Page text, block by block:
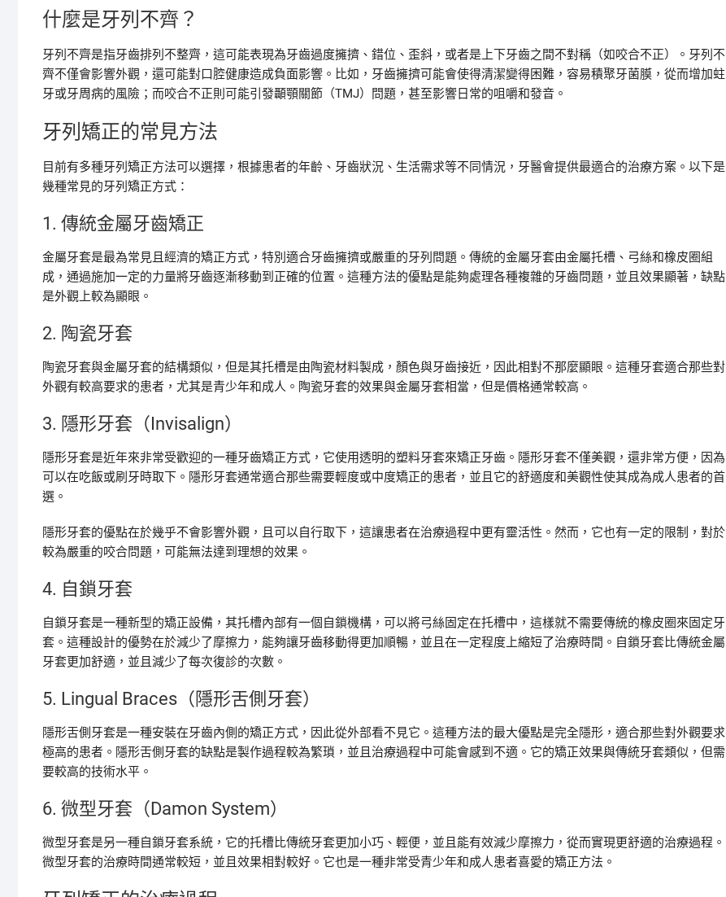
什麼是牙列不齊？
牙列不齊是指牙齒排列不整齊，這可能表現為牙齒過度擁擠、錯位、歪斜，或者是上下牙齒之間不對稱（如咬合不正）。牙列不
齊不僅會影響外觀，還可能對口腔健康造成負面影響。比如，牙齒擁擠可能會使得清潔變得困難，容易積聚牙菌膜，從而增加蛀
牙或牙周病的風險；而咬合不正則可能引發顳顎關節（TMJ）問題，甚至影響日常的咀嚼和發音。
牙列矯正的常見方法
目前有多種牙列矯正方法可以選擇，根據患者的年齡、牙齒狀況、生活需求等不同情況，牙醫會提供最適合的治療方案。以下是
幾種常見的牙列矯正方式：
1. 傳統金屬牙齒矯正
金屬牙套是最為常見且經濟的矯正方式，特別適合牙齒擁擠或嚴重的牙列問題。傳統的金屬牙套由金屬托槽、弓絲和橡皮圈組
成，通過施加一定的力量將牙齒逐漸移動到正確的位置。這種方法的優點是能夠處理各種複雜的牙齒問題，並且效果顯著，缺點
是外觀上較為顯眼。
2. 陶瓷牙套
陶瓷牙套與金屬牙套的結構類似，但是其托槽是由陶瓷材料製成，顏色與牙齒接近，因此相對不那麼顯眼。這種牙套適合那些對
外觀有較高要求的患者，尤其是青少年和成人。陶瓷牙套的效果與金屬牙套相當，但是價格通常較高。
3. 隱形牙套（Invisalign）
隱形牙套是近年來非常受歡迎的一種牙齒矯正方式，它使用透明的塑料牙套來矯正牙齒。隱形牙套不僅美觀，還非常方便，因為
可以在吃飯或刷牙時取下。隱形牙套通常適合那些需要輕度或中度矯正的患者，並且它的舒適度和美觀性使其成為成人患者的首
選。
隱形牙套的優點在於幾乎不會影響外觀，且可以自行取下，這讓患者在治療過程中更有靈活性。然而，它也有一定的限制，對於
較為嚴重的咬合問題，可能無法達到理想的效果。
4. 自鎖牙套
自鎖牙套是一種新型的矯正設備，其托槽內部有一個自鎖機構，可以將弓絲固定在托槽中，這樣就不需要傳統的橡皮圈來固定牙
套。這種設計的優勢在於減少了摩擦力，能夠讓牙齒移動得更加順暢，並且在一定程度上縮短了治療時間。自鎖牙套比傳統金屬
牙套更加舒適，並且減少了每次復診的次數。
5. Lingual Braces（隱形舌側牙套）
隱形舌側牙套是一種安裝在牙齒內側的矯正方式，因此從外部看不見它。這種方法的最大優點是完全隱形，適合那些對外觀要求
極高的患者。隱形舌側牙套的缺點是製作過程較為繁瑣，並且治療過程中可能會感到不適。它的矯正效果與傳統牙套類似，但需
要較高的技術水平。
6. 微型牙套（Damon System）
微型牙套是另一種自鎖牙套系統，它的托槽比傳統牙套更加小巧、輕便，並且能有效減少摩擦力，從而實現更舒適的治療過程。
微型牙套的治療時間通常較短，並且效果相對較好。它也是一種非常受青少年和成人患者喜愛的矯正方法。